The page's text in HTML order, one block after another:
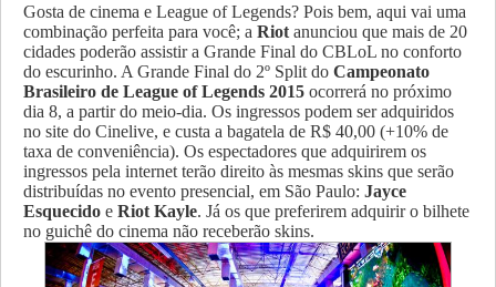
Gosta de cinema e League of Legends? Pois bem, aqui vai uma
combinação perfeita para você; a Riot anunciou que mais de 20
cidades poderão assistir a Grande Final do CBLoL no conforto
do escurinho. A Grande Final do 2º Split do Campeonato
Brasileiro de League of Legends 2015 ocorrerá no próximo
dia 8, a partir do meio-dia. Os ingressos podem ser adquiridos
no site do Cinelive, e custa a bagatela de R$ 40,00 (+10% de
taxa de conveniência). Os espectadores que adquirirem os
ingressos pela internet terão direito às mesmas skins que serão
distribuídas no evento presencial, em São Paulo: Jayce
Esquecido e Riot Kayle. Já os que preferirem adquirir o bilhete
no guichê do cinema não receberão skins.